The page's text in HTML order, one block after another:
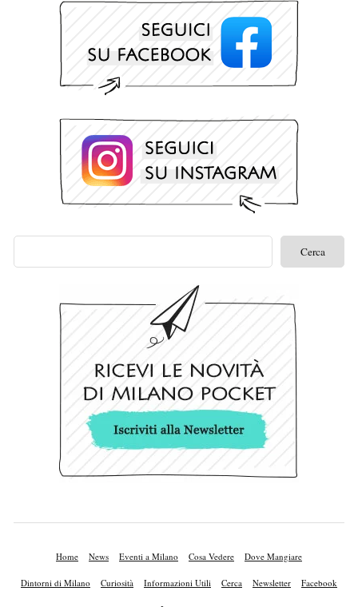
Home News Eventi a Milano Cosa Vedere Dove Mangiare
Dintorni di Milano Curiosità Informazioni Utili Cerca Newsletter Facebook